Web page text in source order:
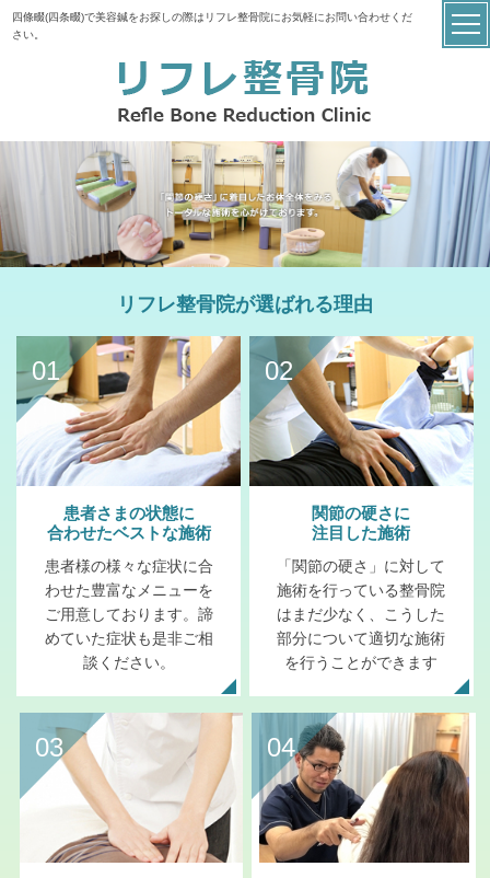
四條畷(四条畷)で美容鍼をお探しの際はリフレ整骨院にお気軽にお問い合わせくだ
さい。
リフレ整骨院が選ばれる理由
01
患者さまの状態に
合わせたベストな施術
患者様の様々な症状に合
わせた豊富なメニューを
ご用意しております。諦
めていた症状も是非ご相
談ください。
02
関節の硬さに
注目した施術
「関節の硬さ」に対して
施術を行っている整骨院
はまだ少なく、こうした
部分について適切な施術
を行うことができます
03 04